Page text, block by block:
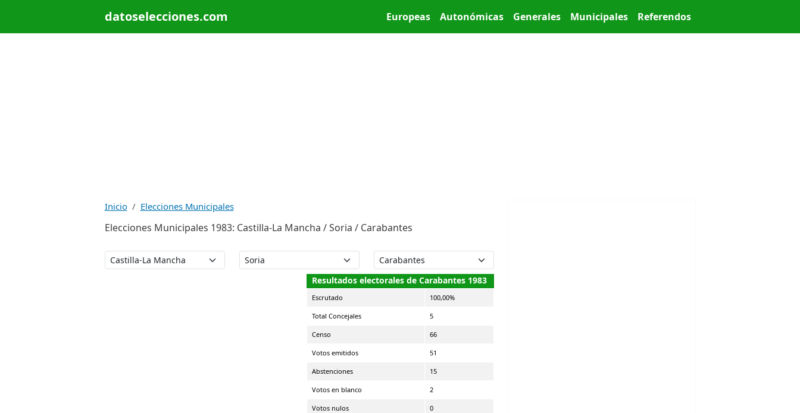
datoselecciones.com Main menu
Europeas Autonómicas Generales Municipales Referendos
Inicio Elecciones Municipales
Elecciones Municipales 1983: Castilla-La Mancha / Soria / Carabantes
Resultados electorales de Carabantes 1983
Escrutado 100,00%
Total Concejales 5
Censo 66
Votos emitidos 51
Abstenciones 15
Votos en blanco 2
Votos nulos 0